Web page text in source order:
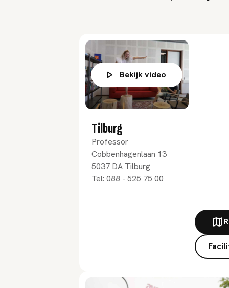
Bekijk video
Tilburg
Professor
Cobbenhagenlaan 13
5037 DA Tilburg
Tel: 088 - 525 75 00